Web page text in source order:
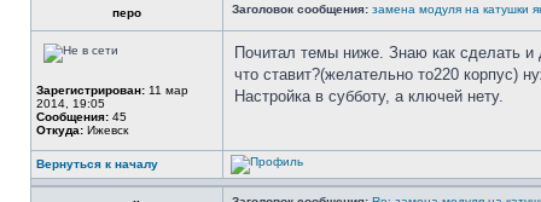
перо Заголовок сообщения: замена модуля на катушки
Зарегистрирован: 11 мар
2014, 19:05
Сообщения: 45
Откуда: Ижевск
Почитал темы ниже. Знаю как сделать и
что ставит?(желательно то220 корпус)
Настройка в субботу, а ключей нету.
Вернуться к началу